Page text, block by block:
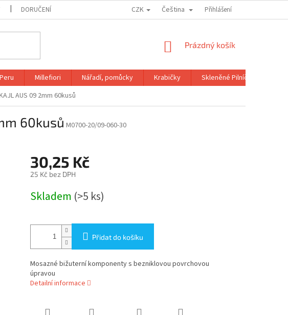
DORUČENÍ OBCHODNÍ PODMÍNKY GDPR
CZK Čeština Přihlášení
NÁKUPNÍ
Prázdný košík
Millefiori Nářadí, pomůcky Krabičky Skleněné Pilníčky
AUS 09 2mm 60kusů
60kusů M0700-20/09-060-30
30,25 Kč
25 Kč bez DPH
cena:
Skladem (>5 ks)
Přidat do košíku
Mosazné bižuterní komponenty s bezniklovou povrchovou
úpravou
Detailní informace